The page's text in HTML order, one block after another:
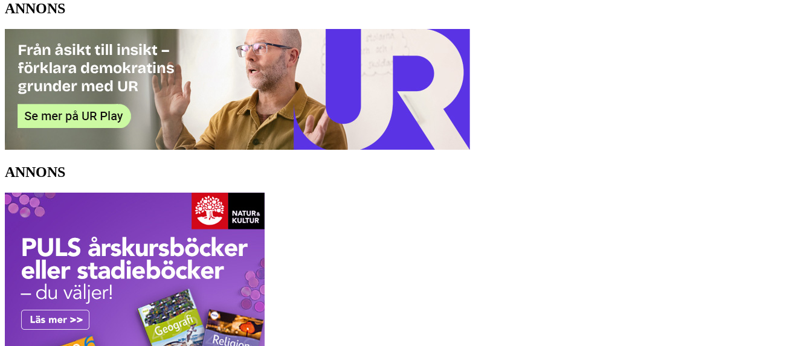
ANNONS
ANNONS